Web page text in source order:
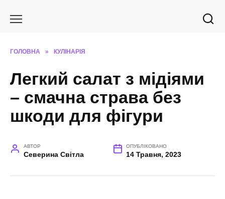
ГОЛОВНА » КУЛІНАРІЯ
Легкий салат з мідіями
– смачна страва без
шкоди для фігури
АВТОР
Северина Світла
ОПУБЛІКОВАНО
14 Травня, 2023